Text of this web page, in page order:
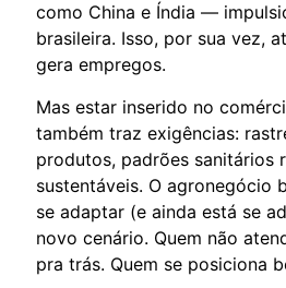
como China e Índia —
brasileira. Isso, por sua vez,
gera empregos.
Mas estar inserido no
também traz exigências:
produtos, padrões sanitários
sustentáveis. O agronegócio
se adaptar (e ainda está se
novo cenário. Quem não
pra trás. Quem se posiciona